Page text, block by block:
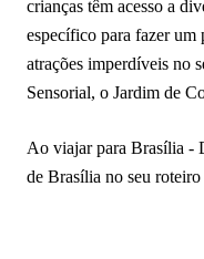
crianças têm acesso a
específico para fazer
atrações imperdíveis no
Sensorial, o Jardim de
Ao viajar para Brasília -
de Brasília no seu